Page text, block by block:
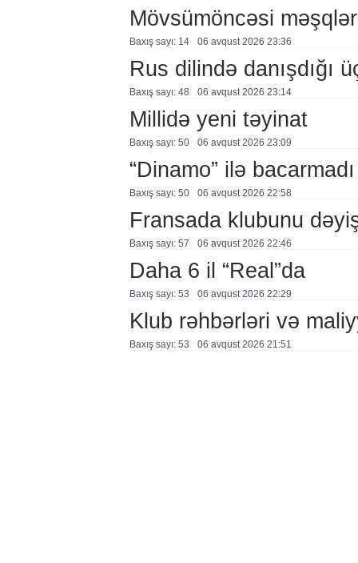
Mövsümöncəsi
Baxış sayı: 14 06 avqust 2026 23:36
Rus dilində danışdığı
Baxış sayı: 48 06 avqust 2026 23:14
Millidə yeni təyinat
Baxış sayı: 50 06 avqust 2026 23:09
“Dinamo” ilə bacarmadı
Baxış sayı: 50 06 avqust 2026 22:58
Fransada klubunu
Baxış sayı: 57 06 avqust 2026 22:46
Daha 6 il “Real”da
Baxış sayı: 53 06 avqust 2026 22:29
Klub rəhbərləri və
Baxış sayı: 53 06 avqust 2026 21:51